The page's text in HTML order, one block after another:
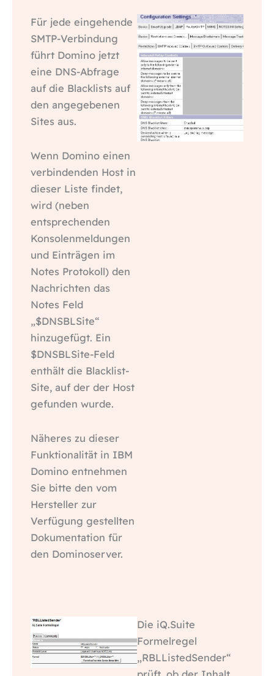
Für jede eingehende
SMTP-Verbindung
führt Domino jetzt
eine DNS-Abfrage
auf die Blacklists auf
den angegebenen
Sites aus.
Wenn Domino einen
verbindenden Host in
dieser Liste findet,
wird (neben
entsprechenden
Konsolenmeldungen
und Einträgen im
Notes Protokoll) den
Nachrichten das
Notes Feld
„$DNSBLSite“
hinzugefügt. Ein
$DNSBLSite-Feld
enthält die Blacklist-
Site, auf der der Host
gefunden wurde.
Näheres zu dieser
Funktionalität in IBM
Domino entnehmen
Sie bitte den vom
Hersteller zur
Verfügung gestellten
Dokumentation für
den Dominoserver.
Die iQ.Suite
Formelregel
„RBLListedSender“